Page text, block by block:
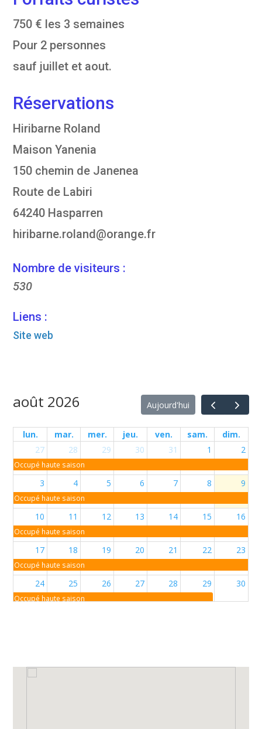
750 € les 3 semaines
Pour 2 personnes
sauf juillet et aout.
Réservations
Hiribarne Roland
Maison Yanenia
150 chemin de Janenea
Route de Labiri
64240 Hasparren
hiribarne.roland@orange.fr
Nombre de visiteurs :
530
Liens :
Site web
août 2026 Aujourd'hui
lun. mar. mer. jeu. ven. sam.
dim.
27
Occupé haute saison
28 29 30 31 1 2
3
Occupé haute saison
4 5 6 7 8 9
10
Occupé haute saison
11 12 13 14 15 16
17
Occupé haute saison
18 19 20 21 22 23
24
Occupé haute saison
25 26 27 28 29 30